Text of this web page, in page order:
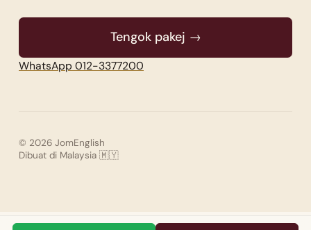
Tengok pakej →
WhatsApp 012-3377200
© 2026 JomEnglish
Dibuat di Malaysia 🇲🇾